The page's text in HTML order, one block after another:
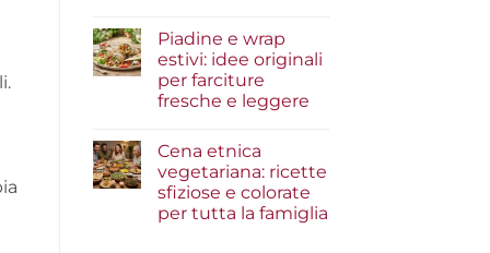
crudo
che
fanno
la
differenza
su
Serata
cinema
a
casa:
preparare
i
nachos
filanti
perfetti
Piadine e wrap
estivi: idee originali
per farciture
fresche e leggere
su
e
wrap
estivi:
idee
Cena etnica
vegetariana: ricette
sfiziose e colorate
per tutta la famiglia